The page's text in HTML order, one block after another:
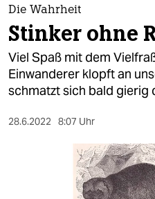
themen
politik
öko
Die Wahrheit
Stinker ohne
Viel Spaß mit dem
Einwanderer klopft an
schmatzt sich bald gierig
28.6.2022 8:07 Uhr